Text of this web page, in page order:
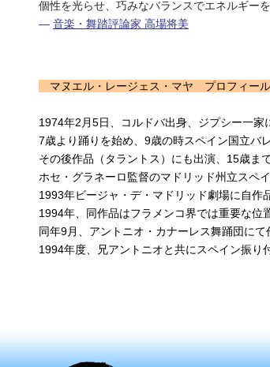
個性を光らせ、巧みなバランスでエネルギーを
― 音楽・舞踏評論家 高場将美
マヌエル・レージェス・マヤ プロフィール
1974年2月5日、コルドバ出身、ジプシー一家
7歳より踊りを始め、9歳の時スペイン国立バ
その後作品（タラントス）にも出演、15歳ま
ホセ・グラネーロ監督のマドリッド州立スペ
1993年ビージャ・デ・マドリッド劇場に自作
1994年、同作品はフラメンコ界では重要な位
同年9月、アントニオ・カナーレス舞踊団にて
1994年度、兄アントニオと共にスペイン振り